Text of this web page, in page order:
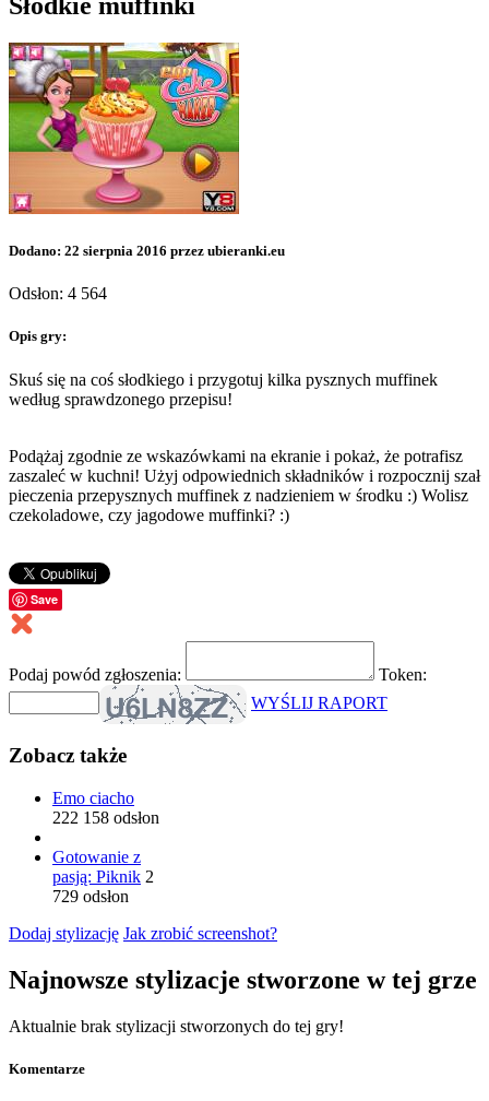
Dodano: 22 sierpnia 2016 przez ubieranki.eu
Odsłon: 4 564
Opis gry:
Skuś się na coś słodkiego i przygotuj kilka pysznych muffinek
według sprawdzonego przepisu!
Podążaj zgodnie ze wskazówkami na ekranie i pokaż, że potrafisz
zaszaleć w kuchni! Użyj odpowiednich składników i rozpocznij szał
pieczenia przepysznych muffinek z nadzieniem w środku :) Wolisz
czekoladowe, czy jagodowe muffinki? :)
Save
Podaj powód zgłoszenia:
Token:
WYŚLIJ RAPORT
Zobacz także
Emo ciacho
222 158 odsłon
Gotowanie z
pasją: Piknik 2
729 odsłon
Dodaj stylizację Jak zrobić screenshot?
Najnowsze stylizacje stworzone w tej grze
Aktualnie brak stylizacji stworzonych do tej gry!
Komentarze